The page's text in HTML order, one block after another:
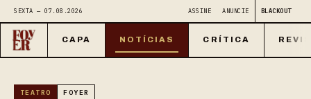
SEXTA — 07.08.2026 ASSINE ANUNCIE BLACKOUT
CAPA NOTÍCIAS CRÍTICA
TEATRO FOYER